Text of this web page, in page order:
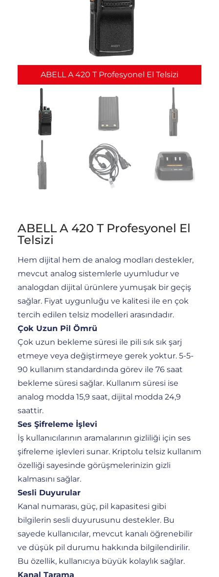
ABELL A 420 T Profesyonel El Telsizi
ABELL A 420 T Profesyonel El
Telsizi
Hem dijital hem de analog modları destekler,
mevcut analog sistemlerle uyumludur ve
analogdan dijital ürünlere yumuşak bir geçiş
sağlar. Fiyat uygunluğu ve kalitesi ile en çok
tercih edilen telsiz modelleri arasındadır.
Çok Uzun Pil Ömrü
Çok uzun bekleme süresi ile pili sık sık şarj
etmeye veya değiştirmeye gerek yoktur. 5-5-
90 kullanım standardında görev ile 76 saat
bekleme süresi sağlar. Kullanım süresi ise
analog modda 15,9 saat, dijital modda 24,9
saattir.
Ses Şifreleme İşlevi
İş kullanıcılarının aramalarının gizliliği için ses
şifreleme işlevleri sunar. Kriptolu telsiz kullanım
özelliği sayesinde görüşmelerinizin gizli
kalmasını sağlar.
Sesli Duyurular
Kanal numarası, güç, pil kapasitesi gibi
bilgilerin sesli duyurusunu destekler. Bu
sayede kullanıcılar, mevcut kanalı öğrenebilir
ve düşük pil durumu hakkında bilgilendirilir.
Bu özellik, kullanıcıya büyük kolaylık sağlar.
Kanal Tarama